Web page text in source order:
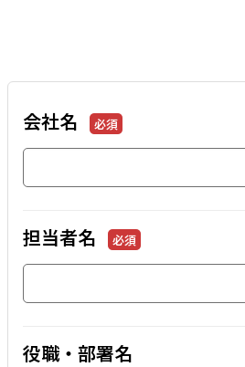
会社名 必須
担当者名 必須
役職・部署名